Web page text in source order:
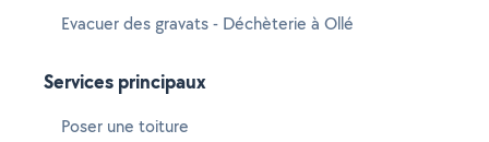
Evacuer des gravats - Déchèterie à Ollé
Services principaux
Poser une toiture